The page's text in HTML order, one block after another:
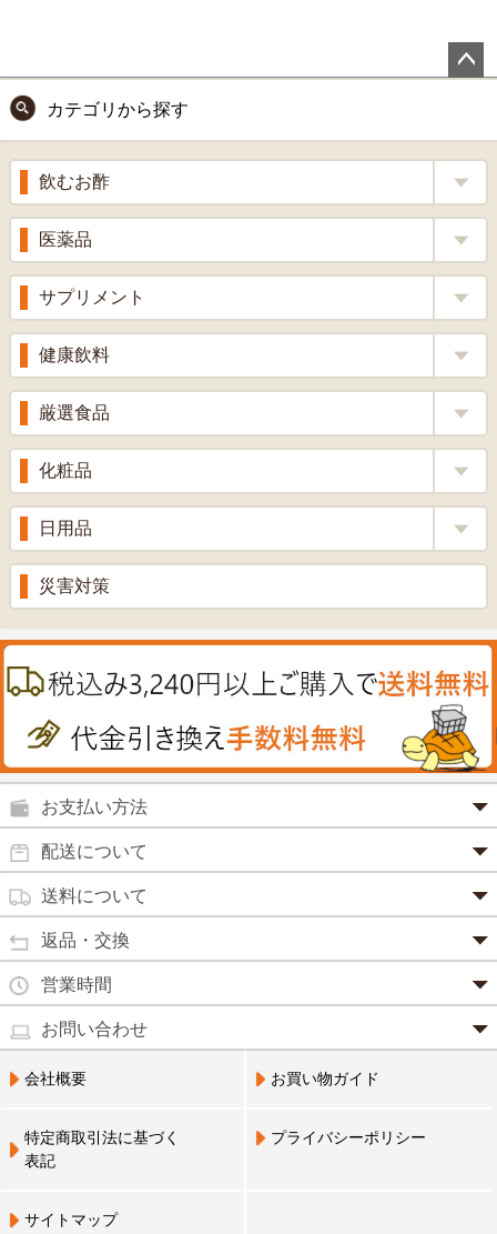
ップ
へ
カテゴリから探す
飲むお酢
補酵素のちから
くろ酢
りんご酢
ざくろ酢
梅酢
医薬品
風邪薬
胃腸薬
整腸薬
解熱鎮痛剤
せきどめ
滋養強壮
消炎鎮痛剤
肌・皮膚のお薬
絆創膏
殺菌消毒液
鼻炎薬
強心剤
目薬
水虫薬
痔の薬
口中薬
尿トラブル
鎮 静 薬
サプリメント
ウコン
乳酸菌
ローヤルゼリー
牡蠣エキス
プロポリス
プラセンタ
肝油
鉄
ノコギリヤシ
グルコサミン
田七人参
イチョウ葉
カルシウム
クロレラ
コラーゲン
ビフィズス
ビタミンC
健康飲料
健康茶
漢方茶
青汁・豆乳
甘酒
健康ドリンク
厳選食品
もち麦・十六穀米
生姜
丼の素
のど飴
うどん・そば
喜多方ラーメン
カレー・シチュー
化粧品
美容品
スキンクリーム＆美容パック
ウオッシュ＆ソープ
日用品
入浴剤
災害対策
お支払い方法
クレジットカード(1 回払いのみ)
SSL 認証で暗号化処理していますので、 安心して
ご利用いただけます。
代金引換
宅配員に現金でお支払いください。手数料100円。
3,240円(税込)以上で手数料無料です。※ご注文者
のご住所とお届け先のご住所が 異なる場合はご利
営業員支払い
配送について
商品は日本郵便にて発送致します。
通常2～4営業日以内に発送致します。 メーカー取り寄せ商
品、土日祝日、年末年始、弊社の休業日をはさむ場合は、4
～5営業日以上かかる場合もございます。
(営業日カレンダー参照)
※現在、救急箱・乳製品宅配をご利用のお客様は、担当営業
員によるお届けとさせていただきます。
送料について
通常商品
北海道・沖縄800円
送料無料
営業員お届け 送料無料
返品・交換
・お届け商品の交換・返品をご希望の場合は、
週間以内にメールまたはお電話にてご連絡ください。
・お客様のご都合による交換・返品の場合、送料はお客様負
担となります。また返金の際にかかる振込手数料はお客様の
ご負担となります。
・商品の返品による返金につきましては、商品代金のみの返
金とさせていただきます。商品発送時の送料は返金となりま
※次の商品のお取り替え・返品は、原則としてお受けできま
営業時間
・営業時間は、9：00～17：00
となっております。（※土日祝祭日を除く）
・お電話でのご連絡は営業時間内にお願い致します。
お問い合わせ
電話でのお問い合わせ(平日9:00～17:00)
0798-33-9985
会社概要 お買い物ガイド
特定商取引法に基づく
表記
プライバシーポリシー
サイトマップ